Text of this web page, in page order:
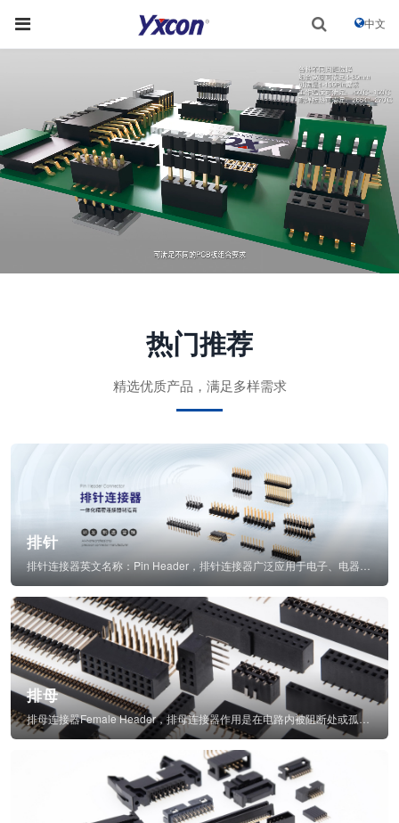
中文
热门推荐
精选优质产品，满足多样需求
排针
排母
排母连接器Female Header，排母连接器作用是在电路内被阻断处或孤立不通...